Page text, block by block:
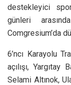
destekleyici
günleri
Comgresium’da
6’ncı Karayolu
açılışı,
Selami Altınok,